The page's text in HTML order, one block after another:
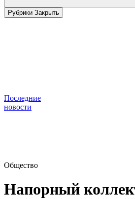
Рубрики Закрыть
Последние
новости
Общество
Напорный